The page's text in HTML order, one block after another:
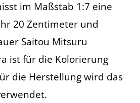
im Maßstab 1:7 eine
20 Zentimeter und
Saitou Mitsuru
ist für die Kolorierung
die Herstellung wird das